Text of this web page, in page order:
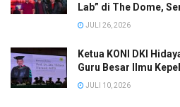
Lab” di The Dome,
JULI 26, 2026
Ketua KONI DKI
Guru Besar Ilmu
JULI 10, 2026